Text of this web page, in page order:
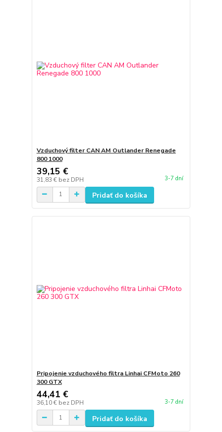
Vzduchový filter CAN AM Outlander Renegade
800 1000
39,15 €
31,83 € bez DPH 3-7 dní
Pridať do košíka
Pripojenie vzduchového filtra Linhai CFMoto 260
300 GTX
44,41 €
36,10 € bez DPH 3-7 dní
Pridať do košíka